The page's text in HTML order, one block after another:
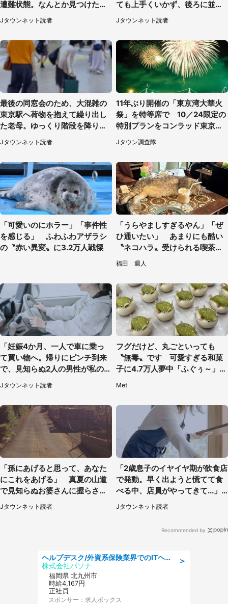
遭難状態。なんとか見つけた民
家に助けを求めると、住人の男
性が...」
Jタウンネット読者
ても上手くいかず、後ろに並ん
でた私は思わず...（埼玉県・20
代女性）
Jタウンネット読者
最後の同窓会のため、大混雑の
東京駅へ荷物を抱えて繰り出し
た老母。ゆっくり階段を降りて
たらスーツの男性が（東京都・
50代女性）
Jタウンネット読者
11年ぶり開催の「東京湾大華火
祭」を特等席で 10／24限定の
特別プランをコンラッド東京が
販売【8／3～10／16】
Jタウン調査隊
「可愛いのにホラー」「事件性
を感じる」 ふわふわアザラシ
の〝赤い異変〟に3.2万人戦慄
「うらやましすぎるやん」「ぜ
ひ通いたい」 あまりにも酷い
〝ネコハラ〟受けられる喫茶店
に5.3万人驚がく
福田 週人
「妊娠4か月、一人で車に乗っ
て買い物へ。帰りにピンチ到来
で、見知らぬ2人の男性が私の車
を...」（30代女性）
Jタウンネット読者
フグだけど、丸ごといっても
〝無毒〟です 可愛すぎる和菓
子に4.7万人夢中「ふぐぅ～」
Met
「孫にあげると思って、あなた
にこれをあげる」 真夏の山道
で見知らぬお婆さんに握らされ
たもの（山口県・30代女性）
Jタウンネット読者
「2歳息子のイヤイヤ期が飲食店
で発動。早く出ようと慌てて食
べる中、店員がやってきて...」
（岡山県・40代女性）
Jタウンネット読者
Recommended by
＞
ヘルプデスク/外資系保険業界でのITヘルプデスク業務/駅近/即日勤務可/ヘルプデスク
株式会社パソナ
福岡県 北九州市
時給4,167円
正社員
スポンサー：求人ボックス